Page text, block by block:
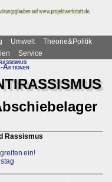
Umwelt
Theorie&Politik
Service
Aktionen
Rassismus
ein!